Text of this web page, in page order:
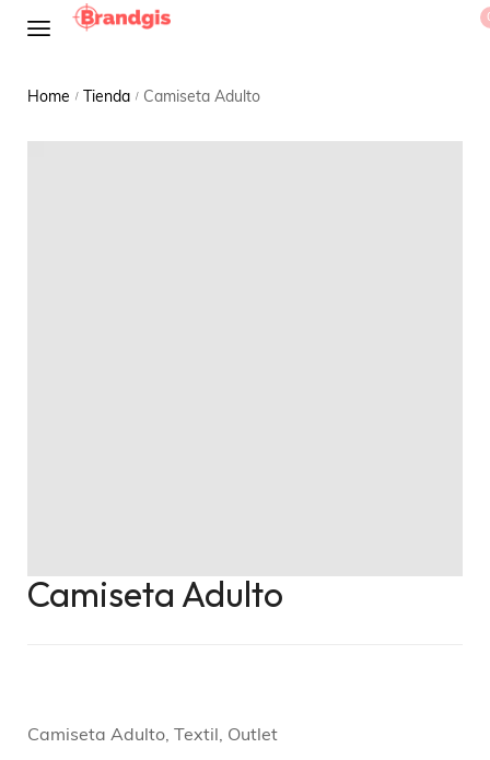
Home / Tienda / Camiseta Adulto
Camiseta Adulto
Camiseta Adulto, Textil, Outlet